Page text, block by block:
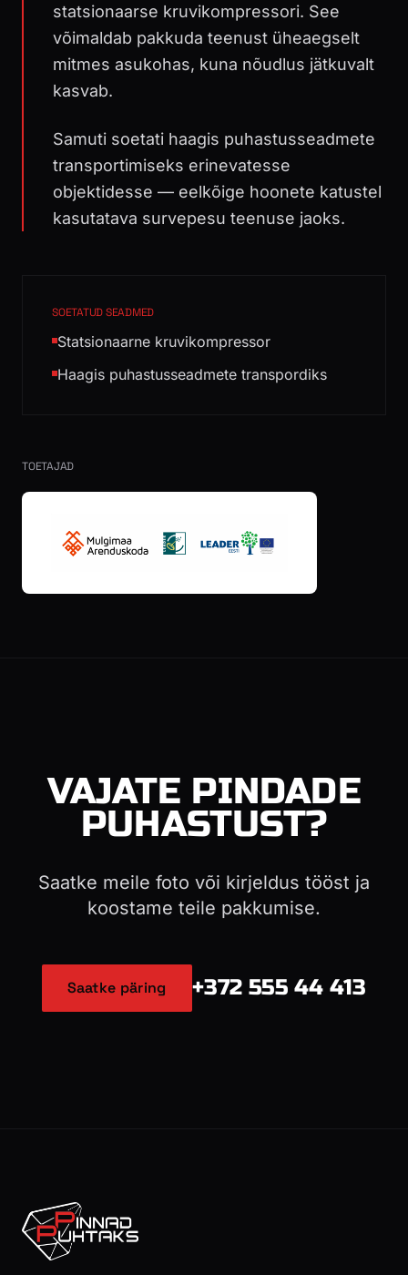
statsionaarse kruvikompressori. See
võimaldab pakkuda teenust üheaegselt
mitmes asukohas, kuna nõudlus jätkuvalt
kasvab.
Samuti soetati haagis puhastusseadmete
transportimiseks erinevatesse
objektidesse — eelkõige hoonete katustel
kasutatava survepesu teenuse jaoks.
SOETATUD SEADMED
Statsionaarne kruvikompressor
Haagis puhastusseadmete transpordiks
TOETAJAD
VAJATE PINDADE
PUHASTUST?
Saatke meile foto või kirjeldus tööst ja
koostame teile pakkumise.
Saatke päring +372 555 44 413